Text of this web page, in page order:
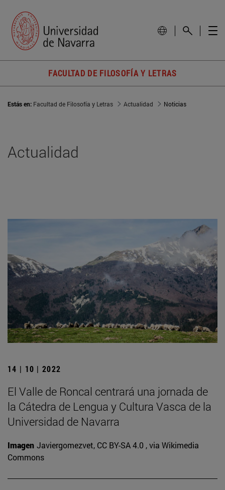
FACULTAD DE FILOSOFÍA Y LETRAS
Estás en: Facultad de Filosofía y Letras Actualidad Noticias
Actualidad
14 | 10 | 2022
El Valle de Roncal centrará una jornada de
la Cátedra de Lengua y Cultura Vasca de la
Universidad de Navarra
Imagen Javiergomezvet, CC BY-SA 4.0 , via Wikimedia
Commons